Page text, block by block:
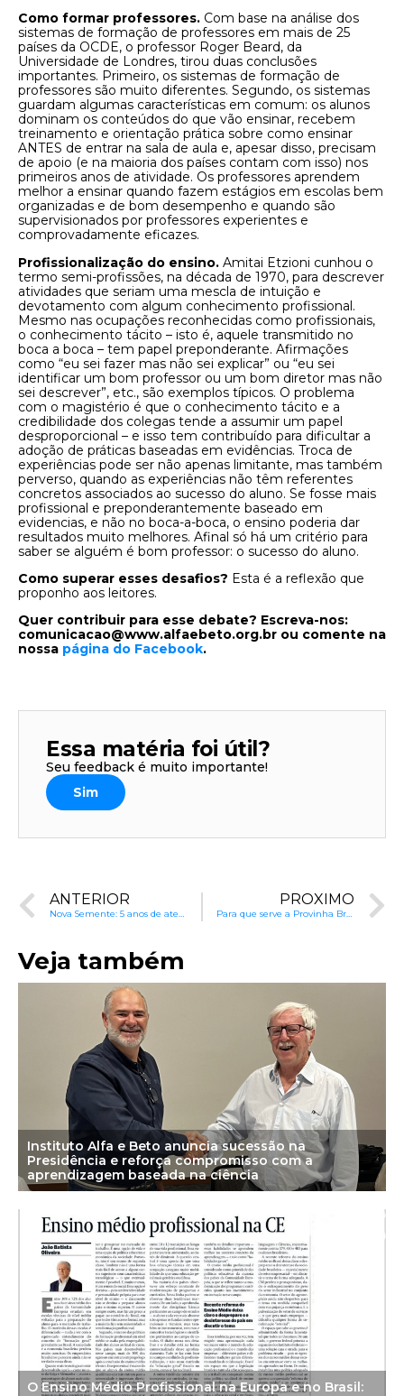
Como formar professores. Com base na análise dos
sistemas de formação de professores em mais de 25
países da OCDE, o professor Roger Beard, da
Universidade de Londres, tirou duas conclusões
importantes. Primeiro, os sistemas de formação de
professores são muito diferentes. Segundo, os sistemas
guardam algumas características em comum: os alunos
dominam os conteúdos do que vão ensinar, recebem
treinamento e orientação prática sobre como ensinar
ANTES de entrar na sala de aula e, apesar disso, precisam
de apoio (e na maioria dos países contam com isso) nos
primeiros anos de atividade. Os professores aprendem
melhor a ensinar quando fazem estágios em escolas bem
organizadas e de bom desempenho e quando são
supervisionados por professores experientes e
comprovadamente eficazes.
Profissionalização do ensino. Amitai Etzioni cunhou o
termo semi-profissões, na década de 1970, para descrever
atividades que seriam uma mescla de intuição e
devotamento com algum conhecimento profissional.
Mesmo nas ocupações reconhecidas como profissionais,
o conhecimento tácito – isto é, aquele transmitido no
boca a boca – tem papel preponderante. Afirmações
como “eu sei fazer mas não sei explicar” ou “eu sei
identificar um bom professor ou um bom diretor mas não
sei descrever”, etc., são exemplos típicos. O problema
com o magistério é que o conhecimento tácito e a
credibilidade dos colegas tende a assumir um papel
desproporcional – e isso tem contribuído para dificultar a
adoção de práticas baseadas em evidências. Troca de
experiências pode ser não apenas limitante, mas também
perverso, quando as experiências não têm referentes
concretos associados ao sucesso do aluno. Se fosse mais
profissional e preponderantemente baseado em
evidencias, e não no boca-a-boca, o ensino poderia dar
resultados muito melhores. Afinal só há um critério para
saber se alguém é bom professor: o sucesso do aluno.
Como superar esses desafios? Esta é a reflexão que
proponho aos leitores.
Quer contribuir para esse debate? Escreva-nos:
comunicacao@www.alfaebeto.org.br ou comente na
nossa página do Facebook.
Essa matéria foi útil?
Seu feedback é muito importante!
Sim
ANTERIOR
Nova Semente: 5 anos de atendimento de qualidade à Primeira Infância
PRÓXIMO
Para que serve a Provinha Brasil?
Veja também
Instituto Alfa e Beto anuncia sucessão na
Presidência e reforça compromisso com a
aprendizagem baseada na ciência
O Ensino Médio Profissional na Europa e no Brasil: